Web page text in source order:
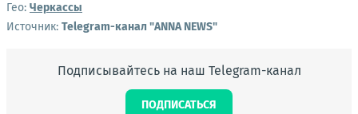
Гео: Черкассы
Источник: Telegram-канал "ANNA NEWS"
Подписывайтесь на наш Telegram-канал
ПОДПИСАТЬСЯ